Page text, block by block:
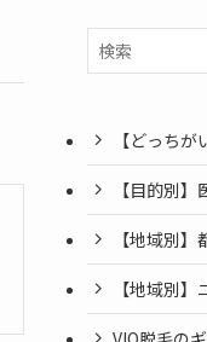
【どっち
【目的別
【地域別
【地域別】